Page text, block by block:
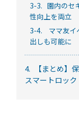
3-3. 園内のセ
性向上を両立
3-4.
ママ友イ
出しも可能に
4.
【まとめ】
スマートロック
続
ス
と
続